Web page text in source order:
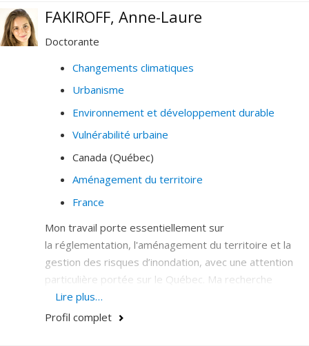
FAKIROFF, Anne-Laure
Doctorante
Changements climatiques
Urbanisme
Environnement et développement durable
Vulnérabilité urbaine
Canada (Québec)
Aménagement du territoire
France
Mon travail porte essentiellement sur
la réglementation, l'aménagement du territoire et la
gestion des risques d’inondation, avec une attention
particulière portée sur le Québec. Ma recherche
approfondit l’élaboration, l’évolution et l’application des
différents cadres réglementaires entourant la gestion
Lire plus…
Profil complet